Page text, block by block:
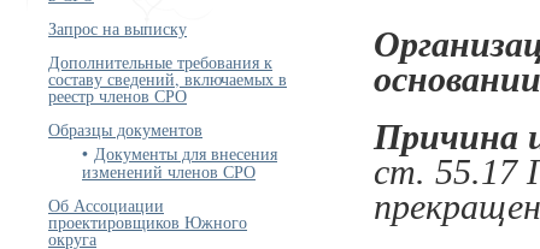
Запрос на выписку
Дополнительные требования к
составу сведений, включаемых в
реестр членов СРО
Образцы документов
Документы для внесения
изменений членов СРО
Об Ассоциации
проектировщиков Южного
округа
Причина
ст. 55.17